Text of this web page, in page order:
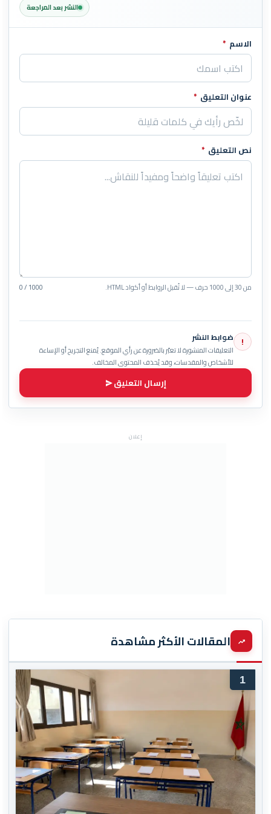
النشر بعد المراجعة
اترك هذا الحقل فارغاً
الاسم *
عنوان التعليق *
نص التعليق *
من 30 إلى 1000 حرف — لا تُقبل الروابط أو أكواد HTML. 0 / 1000
! ضوابط النشر
التعليقات المنشورة لا تعبّر بالضرورة عن رأي الموقع. يُمنع التجريح أو الإساءة
للأشخاص والمقدسات، وقد يُحذف المحتوى المخالف.
إرسال التعليق
إعلان
المقالات الأكثر مشاهدة
1